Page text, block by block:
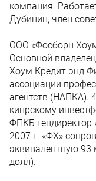
компания.
Дубинин, член
ООО «Фосборн
Основной
Хоум Кредит энд
ассоциации
агентств (НАПКА).
кипрскому
ФПКБ гендиректор
2007 г. «ФХ»
эквивалентную 93
долл).